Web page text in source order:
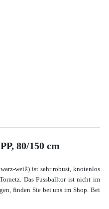
80/150 cm
weiß) ist sehr robust, knotenlos
Das Fussballtor ist nicht im
finden Sie bei uns im Shop. Bei